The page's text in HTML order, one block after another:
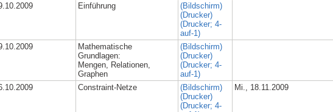
Einführung
(Bildschirm)
(Drucker)
(Drucker; 4-
auf-1)
Mathematische
Grundlagen:
Mengen, Relationen,
Graphen
(Bildschirm)
(Drucker)
(Drucker; 4-
auf-1)
Constraint-Netze
(Bildschirm)
(Drucker)
(Drucker; 4-
Mi., 18.11.2009